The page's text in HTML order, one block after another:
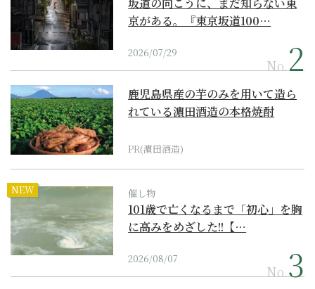
坂道の向こうに、まだ知らない東
京がある。『東京坂道100…
2026/07/29
No.
鹿児島県産の芋のみを用いて造ら
れている濵田酒造の本格焼酎
PR(濵田酒造)
NEW 催し物
101歳で亡くなるまで「初心」を胸
に高みをめざした!!【…
2026/08/07
No.